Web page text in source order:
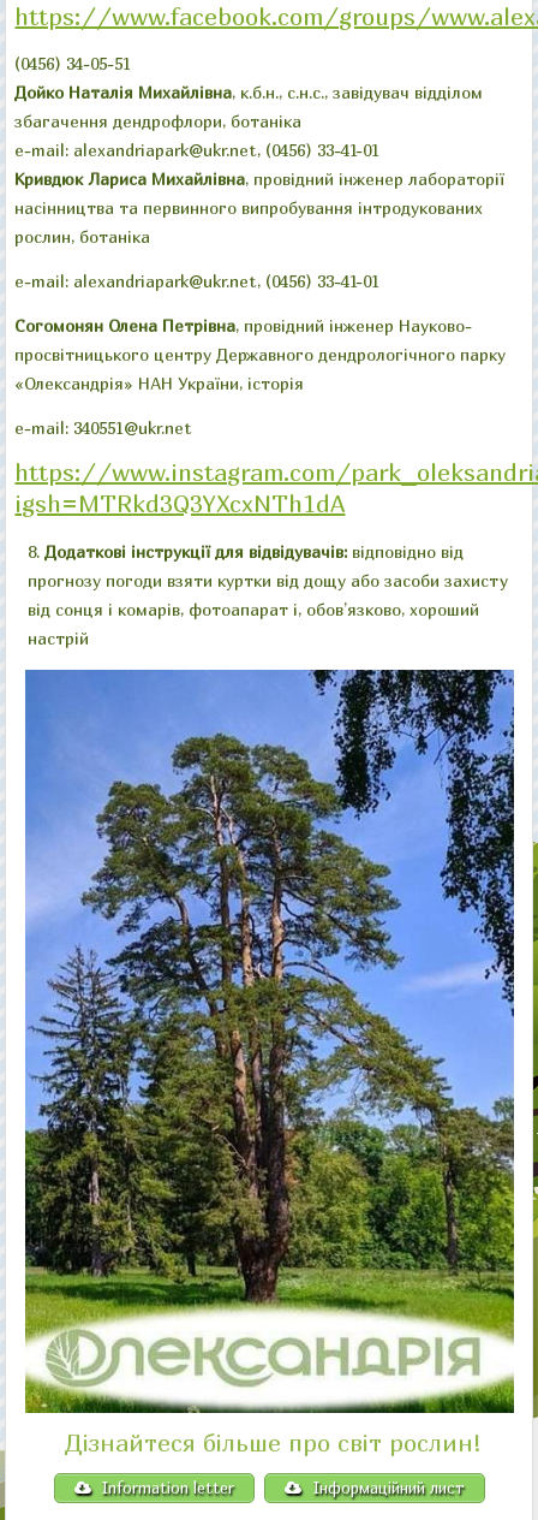
https://www.facebook.com/groups/
(0456) 34-05-51
Дойко Наталія Михайлівна, к.б.н., с.н.с., завідувач відділом
збагачення дендрофлори, ботаніка
e-mail: alexandriapark@ukr.net, (0456) 33-41-01
Кривдюк Лариса Михайлівна, провідний інженер лабораторії
насінництва та первинного випробування інтродукованих
рослин, ботаніка
e-mail: alexandriapark@ukr.net, (0456) 33-41-01
Согомонян Олена Петрівна, провідний інженер Науково-
просвітницького центру Державного дендрологічного парку
«Олександрія» НАН України, історія
e-mail: 340551@ukr.net
https://www.instagram.com/
igsh=MTRkd3Q3YXcxNTh1dA
Додаткові інструкції для відвідувачів: відповідно від
прогнозу погоди взяти куртки від дощу або засоби захисту
від сонця і комарів, фотоапарат і, обов’язково, хороший
настрій
Дізнайтеся більше про світ рослин!
Information letter Інформаційний лист